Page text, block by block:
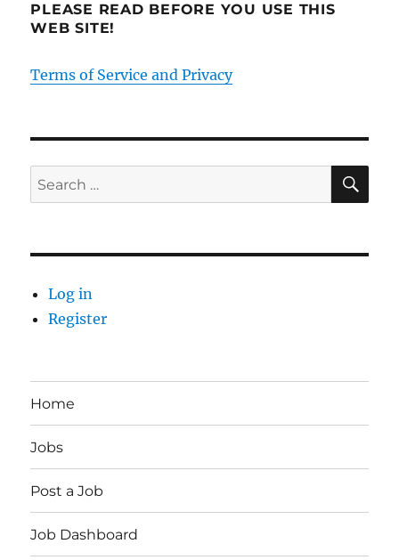
PLEASE READ BEFORE YOU USE THIS
WEB SITE!
Terms of Service and Privacy
Search
for:
Log in
Register
Home
Jobs
Post a Job
Job Dashboard